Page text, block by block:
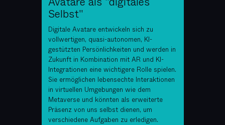
Selbst"
Digitale Avatare entwickeln sich zu
vollwertigen, quasi-autonomen, KI-
gestützten Persönlichkeiten und werden in
Zukunft in Kombination mit AR und KI-
Integrationen eine wichtigere Rolle spielen.
Sie ermöglichen lebensechte Interaktionen
in virtuellen Umgebungen wie dem
Metaverse und könnten als erweiterte
Präsenz von uns selbst dienen, um
verschiedene Aufgaben zu erledigen.